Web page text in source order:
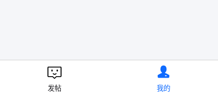
发帖 我的